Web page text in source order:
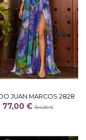
JUAN MARCOS 2828
77,00 € 154,00 €